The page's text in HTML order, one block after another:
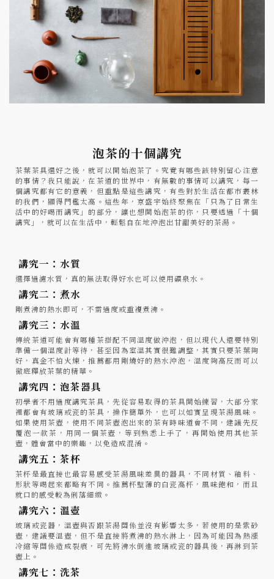
泡茶的十個講究
茶葉茶具選好之後，就可以開始泡茶了。究竟有哪些該特別留心注意
的事情？我只能說，在茶道的世界中，有無數的事情可以講究，每一
個講究都有它的意義，但重點是這些講究，有些對於生活在都市叢林
的我們，顯得門檻太高。這些年，京盛宇始終聚焦在「只為了日常生
活中的好喝而講究」的部分，讓也想開始泡茶的你，只要透過「十個
講究」，就可以在生活中，輕鬆自在地沖泡出甘甜美好的茶湯。
講究一：水質
選擇過濾水質，真的無法取得好水也可以使用礦泉水。
講究二：煮水
剛煮沸的熱水即可，不需過度或重複煮沸。
講究三：水溫
傳統茶道可能會有哪種茶搭配不同溫度做沖泡，但以現代人還要特別
準備一個溫度計等待，甚至因為室溫其實很難調整，其實只要茶葉夠
好，真金不怕火煉，推薦都用剛燒好的熱水沖泡，溫度夠高反而可以
徹底釋放茶葉的精華。
講究四：泡茶器具
初學者不用過度講究茶具，先從容易取得的茶具開始練習，大部分家
裡都會有玻璃或瓷的茶具，操作簡單外，也可以如實呈現茶湯風味。
如果使用茶壺，使用不同茶壺泡出來的茶有時味道會不同，建議先反
覆泡一款茶，用同一個茶壺，等到熟悉上手了，再開始使用其他茶
壺，體會當中的樂趣，以免造成混淆。
講究五：茶杯
茶杯是最直接也最容易感受茶湯風味差異的器具，不同材質、釉料、
形狀等喝起來都略有不同。推薦杯壁薄的白瓷高杯，風味飽和，而且
就口的感受較為俐落細緻。
講究六：溫壺
玻璃或瓷器，溫壺與否跟茶湯關係並沒有影響太多，若使用的是紫砂
壺，建議要溫壺，但不是直接將煮沸的熱水淋上，因為可能因為熱漲
冷縮等關係造成裂痕，可先將沸水倒進玻璃或瓷的器具後，再淋到茶
壺上。
講究七：洗茶